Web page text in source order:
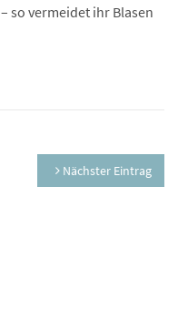
so vermeidet ihr Blasen
Nächster Eintrag